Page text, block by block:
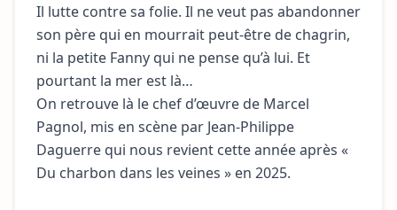
Il lutte contre sa folie. Il ne veut pas abandonner
son père qui en mourrait peut-être de chagrin,
ni la petite Fanny qui ne pense qu’à lui. Et
pourtant la mer est là…
On retrouve là le chef d’œuvre de Marcel
Pagnol, mis en scène par Jean-Philippe
Daguerre qui nous revient cette année après «
Du charbon dans les veines » en 2025.